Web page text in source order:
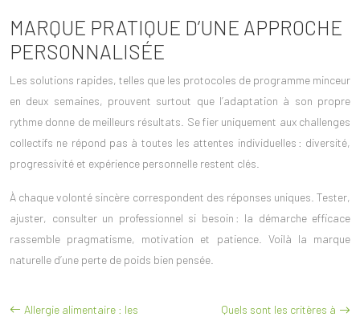
MARQUE PRATIQUE D’UNE APPROCHE
PERSONNALISÉE
Les solutions rapides, telles que les protocoles de programme minceur
en deux semaines, prouvent surtout que l’adaptation à son propre
rythme donne de meilleurs résultats. Se fier uniquement aux challenges
collectifs ne répond pas à toutes les attentes individuelles : diversité,
progressivité et expérience personnelle restent clés.
À chaque volonté sincère correspondent des réponses uniques. Tester,
ajuster, consulter un professionnel si besoin : la démarche efficace
rassemble pragmatisme, motivation et patience. Voilà la marque
naturelle d’une perte de poids bien pensée.
Allergie alimentaire : les
Quels sont les critères à